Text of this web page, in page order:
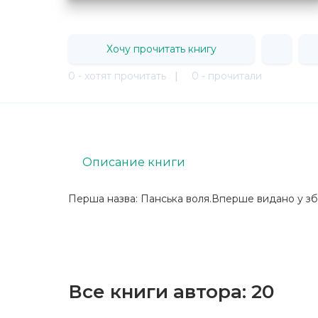
Хочу прочитать книгу
0 - хотят прочитать | 0 - прочитали
Перша назва: Панська воля.Вперше видано у
Описание книги
Все книги автора: 20